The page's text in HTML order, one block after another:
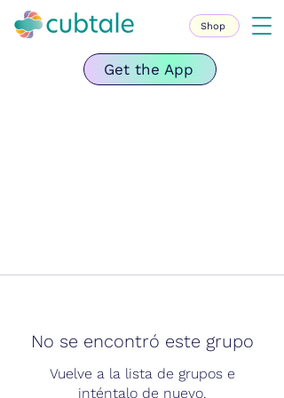
Get the App
Shop
No se encontró este grupo
Vuelve a la lista de grupos e
inténtalo de nuevo.